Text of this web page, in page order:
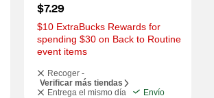
$7.29
$10 ExtraBucks Rewards for
spending $30 on Back to Routine
event items
Recoger -
Verificar más tiendas
Entrega el mismo día
Envío